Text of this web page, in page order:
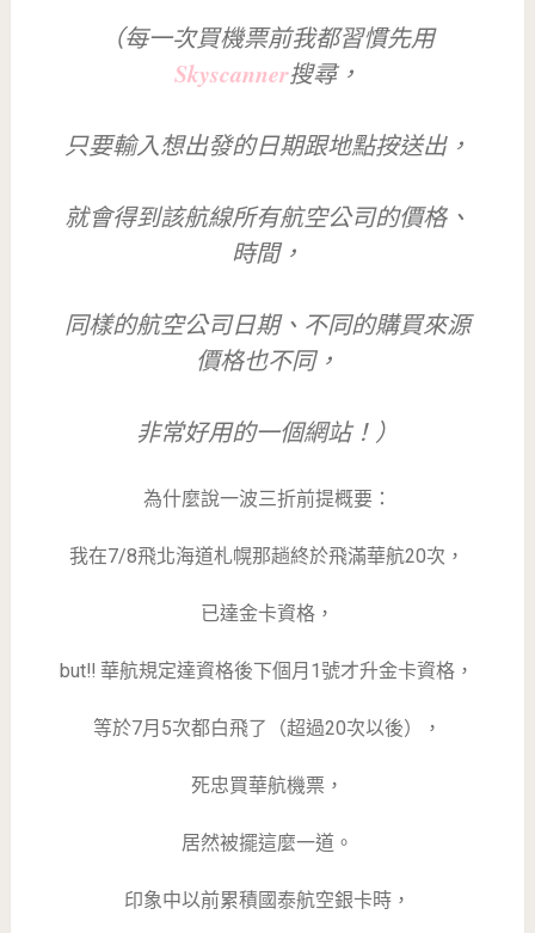
（每一次買機票前我都習慣先用
Skyscanner搜尋，
只要輸入想出發的日期跟地點按送出，
就會得到該航線所有航空公司的價格、
時間，
同樣的航空公司日期、不同的購買來源
價格也不同，
非常好用的一個網站！）
為什麼說一波三折前提概要：
我在7/8飛北海道札幌那趟終於飛滿華航20次，
已達金卡資格，
but‼️ 華航規定達資格後下個月1號才升金卡資格，
等於7月5次都白飛了（超過20次以後），
死忠買華航機票，
居然被擺這麼一道。
印象中以前累積國泰航空銀卡時，